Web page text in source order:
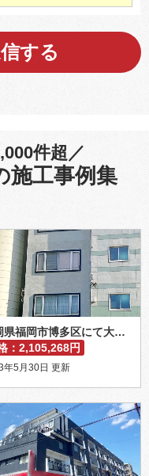
件超／
施工事例集
福岡県福岡市博多区にて大規模修繕工事を行いました。
：2,105,268円
年5月30日 更新